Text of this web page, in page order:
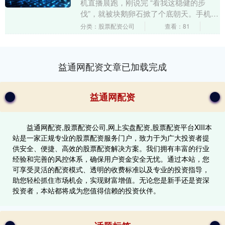
机直播晨跑，刚说完 “看我这稳健的步
伐”，就被块鹅卵石掀了个底朝天。手机在
地上转了三圈，完美拍下她撅着屁股找眼
分类：股票配资公司 查看：81
益通网配资文章已加载完成
益通网配资
益通网配资,股票配资公司,网上实盘配资,股票配资平台XIII‌本
站是一家正规专业的股票配资服务门户，致力于为广大投资者提
供安全、便捷、高效的股票配资解决方案。我们拥有丰富的行业
经验和完善的风控体系，确保用户资金安全无忧。通过本站，您
可享受灵活的配资模式、透明的收费标准以及专业的投资指导，
助您轻松抓住市场机会，实现财富增值。无论您是新手还是资深
投资者，本站都将成为您值得信赖的投资伙伴。